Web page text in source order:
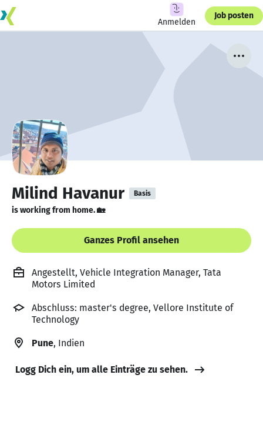
Anmelden
Job posten
Milind Havanur Basis
is working from home. 🏡
Ganzes Profil ansehen
Angestellt, Vehicle Integration Manager, Tata
Motors Limited
Abschluss: master's degree, Vellore Institute of
Technology
Pune, Indien
Logg Dich ein, um alle Einträge zu sehen.